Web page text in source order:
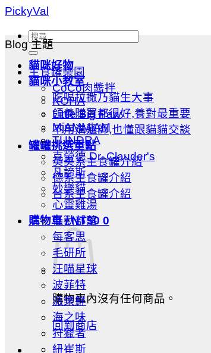
Skip
content
PickyVal
搜
尋
關
鍵
字:
貓咪好物
貓咪小教室
吃喝拉撒乃貓生大事
領養購買都很好,養對最重要
不用溝通師,也懂跟貓貓交談
罐罐挑選重點
英美系主食罐介紹
德系主食罐介紹
台系主食罐介紹
購物車 /NT$0 0
購物車內沒有任何商品。
回到商店
Blog 主題
主食罐樂園
CoCo肉醬拌
KOHA
Little Big Paw
MjAMMjAM
TUNDRA
克勞德 Dr. Clauder's
凡諦斯
妙樂貓
心靈雞湯
怪獸部落
每客思
毛研所
汪喵星球
波菲特
派樂鮮
海之味
狩獵者
紐崔斯